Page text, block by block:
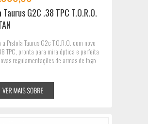
G2C .38 TPC T.O.R.O.
a Pistola Taurus G2c T.O.R.O. com novo
TPC, pronta para mira óptica e perfeita
regulamentações de armas de fogo